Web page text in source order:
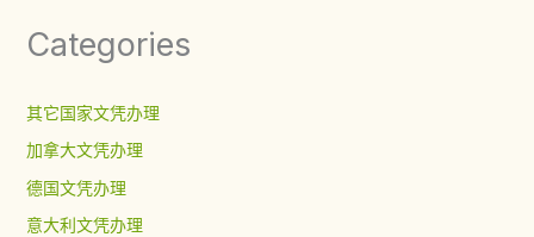
Categories
其它国家文凭办理
加拿大文凭办理
德国文凭办理
意大利文凭办理